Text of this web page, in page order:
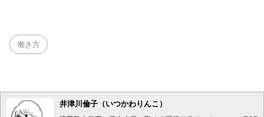
働き方
井津川倫子（いつかわりんこ）